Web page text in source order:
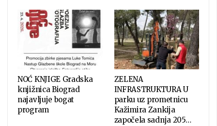
NOĆ KNJIGE Gradska
knjižnica Biograd
najavljuje bogat
program
ZELENA
INFRASTRUKTURA U
parku uz prometnicu
Kažimira Zankija
započela sadnja 205…